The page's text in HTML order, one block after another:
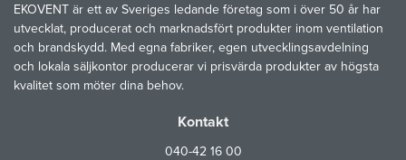
EKOVENT är ett av Sveriges ledande företag som i över 50 år har
utvecklat, producerat och marknadsfört produkter inom ventilation
och brandskydd. Med egna fabriker, egen utvecklingsavdelning
och lokala säljkontor producerar vi prisvärda produkter av högsta
kvalitet som möter dina behov.
Kontakt
040-42 16 00